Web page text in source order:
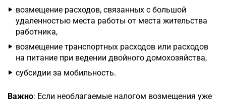
возмещение расходов, связанных с большой
удаленностью места работы от места жительства
работника,
возмещение транспортных расходов или расходов
на питание при ведении двойного домохозяйства,
субсидии за мобильность.
Важно: Если необлагаемые налогом возмещения уже